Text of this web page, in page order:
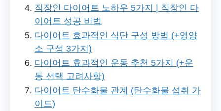
직장인 다이어트 노하우 5가지 | 직장인 다
이어트 성공 비법
다이어트 효과적인 식단 구성 방법 (+영양
소 구성 3가지)
다이어트 효과적인 운동 추천 5가지 (+운
동 선택 고려사항)
다이어트 탄수화물 관계 (탄수화물 섭취 가
이드)